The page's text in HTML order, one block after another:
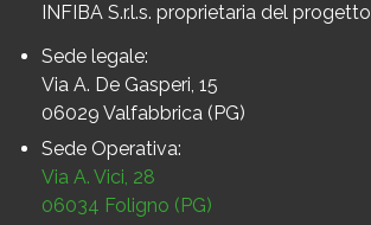
INFIBA S.r.l.s. proprietaria del progetto
Sede legale:
Via A. De Gasperi, 15
06029 Valfabbrica (PG)
Sede Operativa:
Via A. Vici, 28
06034 Foligno (PG)